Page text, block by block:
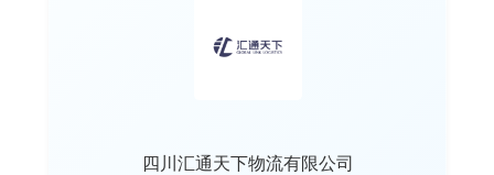
四川汇通天下物流有限公司